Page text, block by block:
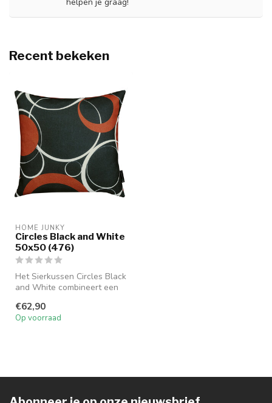
Recent bekeken
HOME JUNKY
Circles Black and White
50x50 (476)
Het Sierkussen Circles Black
and White combineert een
€62,90
Op voorraad